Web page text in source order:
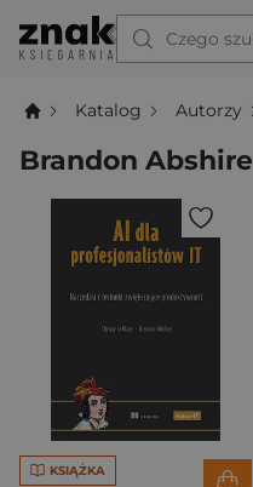
Czego
Katalog Autorzy
Brandon Abshire
KSIĄŻKA